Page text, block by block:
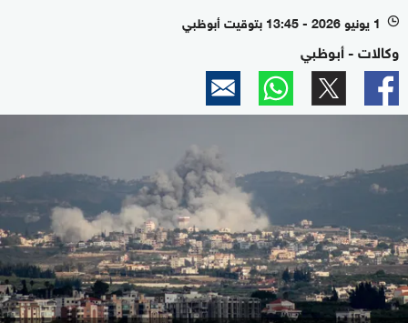
l 1 يونيو 2026 - 13:45 بتوقيت أبوظبي
وكالات - أبوظبي